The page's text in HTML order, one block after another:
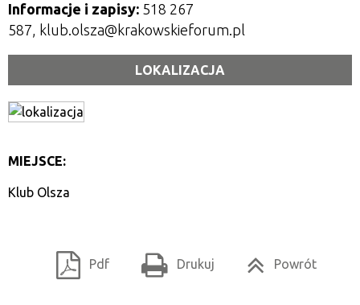
Informacje i zapisy: 518 267
587, klub.olsza@krakowskieforum.pl
LOKALIZACJA
MIEJSCE:
Klub Olsza
Pdf Drukuj Powrót